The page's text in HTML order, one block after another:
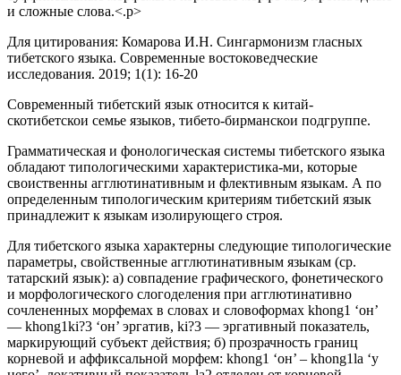
и сложные слова.<.p>
Для цитирования: Комарова И.Н. Сингармонизм гласных
тибетского языка. Современные востоковедческие
исследования. 2019; 1(1): 16-20
Современный тибетский язык относится к китай-
скотибетскои семье языков, тибето-бирманскои подгруппе.
Грамматическая и фонологическая системы тибетского языка
обладают типологическими характеристика-ми, которые
своиственны агглютинативным и флективным языкам. А по
определенным типологическим критериям тибетский язык
принадлежит к языкам изолирующего строя.
Для тибетского языка характерны следующие типологические
параметры, свойственные агглютинативным языкам (ср.
татарский язык): а) совпадение графического, фонетического
и морфологического слогоделения при агглютинативно
сочлененных морфемах в словах и словоформах khong1 ‘он’
— khong1ki?3 ‘он’ эргатив, ki?3 — эргативный показатель,
маркирующий субъект действия; б) прозрачность границ
корневой и аффиксальной морфем: khong1 ‘он’ – khong1la ‘у